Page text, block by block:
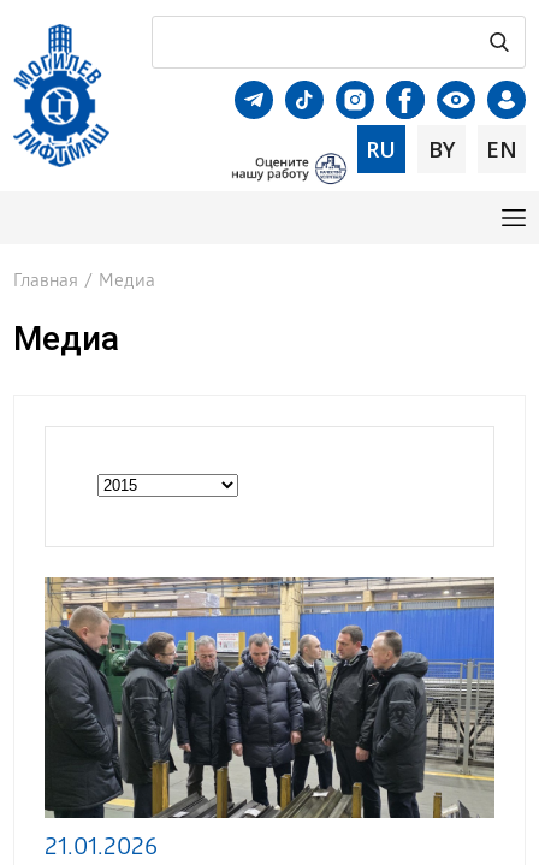
RU BY EN
Главная / Медиа
Медиа
21.01.2026